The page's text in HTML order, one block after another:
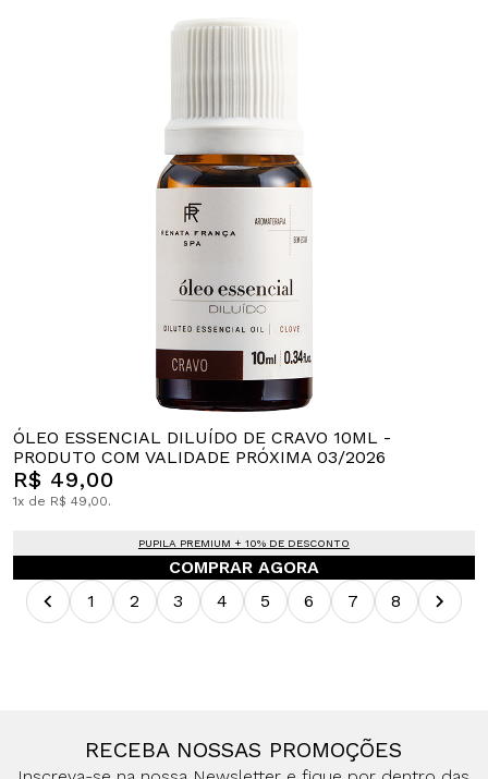
ÓLEO ESSENCIAL DILUÍDO DE CRAVO 10ML -
PRODUTO COM VALIDADE PRÓXIMA 03/2026
R$ 49,00
1x de R$ 49,00.
PUPILA PREMIUM + 10% DE DESCONTO
COMPRAR AGORA
1
2 3 4 5 6 7 8
RECEBA NOSSAS PROMOÇÕES